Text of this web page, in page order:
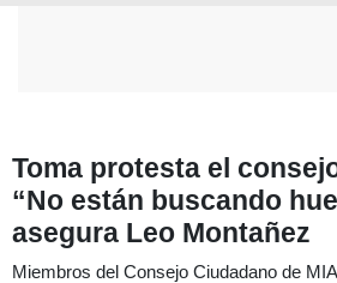
Toma protesta el
“No están buscando
asegura Leo Montañez
Miembros del Consejo Ciudadano de